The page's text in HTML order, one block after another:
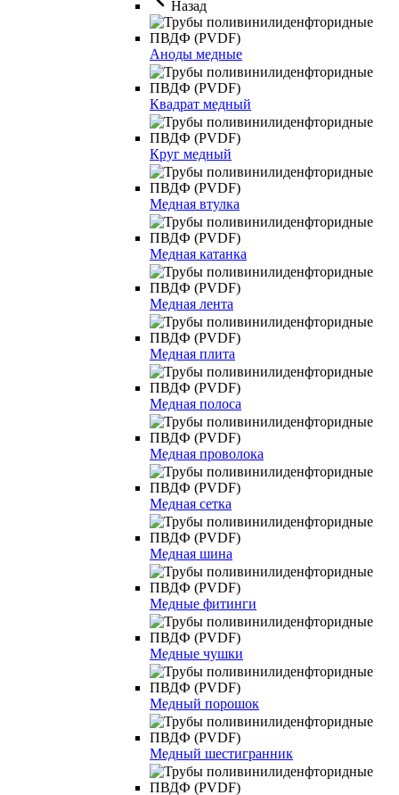
Назад
Аноды медные
Квадрат медный
Круг медный
Медная втулка
Медная катанка
Медная лента
Медная плита
Медная полоса
Медная проволока
Медная сетка
Медная шина
Медные фитинги
Медные чушки
Медный порошок
Медный шестигранник